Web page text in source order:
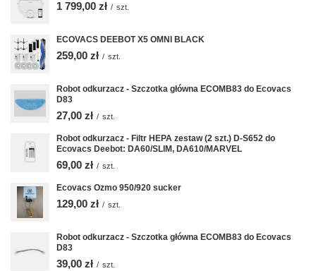
1 799,00 zł / szt.
ECOVACS DEEBOT X5 OMNI BLACK
259,00 zł / szt.
Robot odkurzacz - Szczotka główna ECOMB83 do Ecovacs
D83
27,00 zł / szt.
Robot odkurzacz - Filtr HEPA zestaw (2 szt.) D-S652 do
Ecovacs Deebot: DA60/SLIM, DA610/MARVEL
69,00 zł / szt.
Ecovacs Ozmo 950/920 sucker
129,00 zł / szt.
Robot odkurzacz - Szczotka główna ECOMB83 do Ecovacs
D83
39,00 zł / szt.